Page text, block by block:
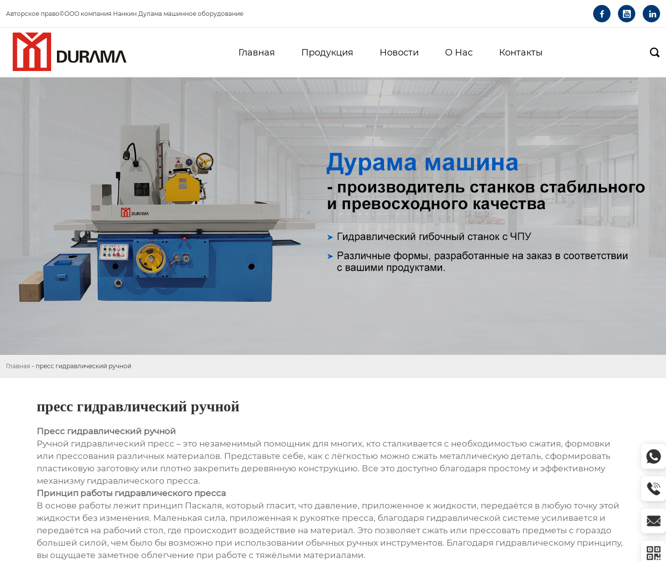
Авторское право©ООО компания Нанкин Дулама машинное оборудование   
Главная Продукция Новости О Hас Контакты 
Главная - пресс гидравлический ручной
пресс гидравлический ручной
Пресс гидравлический ручной
Ручной гидравлический пресс – это незаменимый помощник для многих, кто сталкивается с необходимостью сжатия, формовки
или прессования различных материалов. Представьте себе, как с лёгкостью можно сжать металлическую деталь, сформировать
пластиковую заготовку или плотно закрепить деревянную конструкцию. Все это доступно благодаря простому и эффективному
механизму гидравлического пресса.
Принцип работы гидравлического пресса
В основе работы лежит принцип Паскаля, который гласит, что давление, приложенное к жидкости, передаётся в любую точку этой
жидкости без изменения. Маленькая сила, приложенная к рукоятке пресса, благодаря гидравлической системе усиливается и
передаётся на рабочий стол, где происходит воздействие на материал. Это позволяет сжать или прессовать предметы с гораздо
большей силой, чем было бы возможно при использовании обычных ручных инструментов. Благодаря гидравлическому принципу,
вы ощущаете заметное облегчение при работе с тяжёлыми материалами.